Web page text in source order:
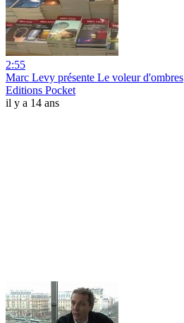
2:55
Marc Levy présente Le voleur d'ombres
Editions Pocket
il y a 14 ans